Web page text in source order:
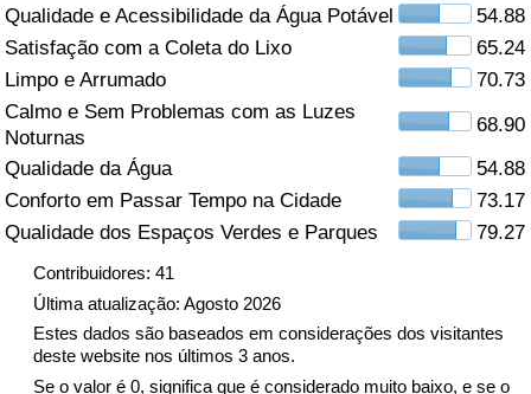
Qualidade e Acessibilidade da Água Potável
54.88
Satisfação com a Coleta do Lixo
65.24
Limpo e Arrumado
70.73
Calmo e Sem Problemas com as Luzes
Noturnas
68.90
Qualidade da Água
54.88
Conforto em Passar Tempo na Cidade
73.17
Qualidade dos Espaços Verdes e Parques
79.27
Contribuidores: 41
Última atualização: Agosto 2026
Estes dados são baseados em considerações dos visitantes
deste website nos últimos 3 anos.
Se o valor é 0, significa que é considerado muito baixo, e se o
Indicador de Saúde
Indicador de Saúde por País
Poluição
Indicador de Poluição (Atual)
Índice de poluição
Indicador de Poluição por País
Trânsito